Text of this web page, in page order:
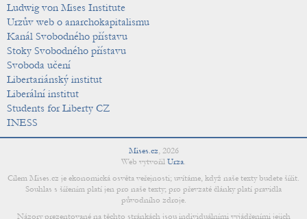
Ludwig von Mises Institute
Urzův web o anarchokapitalismu
Kanál Svobodného přístavu
Stoky Svobodného přístavu
Svoboda učení
Libertariánský institut
Liberální institut
Students for Liberty CZ
INESS
Mises.cz, 2026
Web vytvořil Urza.
Cílem Mises.cz je ekonomická osvěta veřejnosti; uvítáme, když naše texty budete šířit.
Souhlas s šířením platí jen pro naše texty; pro převzaté články platí pravidla
původního zdroje.
Názory prezentované na těchto stránkách jsou individuálními vyjádřeními jejich